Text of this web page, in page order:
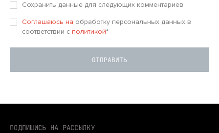
Сохранить данные для следующих комментариев
Соглашаюсь на обработку персональных данных в
соответствии сполитикой*
ПОДПИШИСЬ НА РАССЫЛКУ